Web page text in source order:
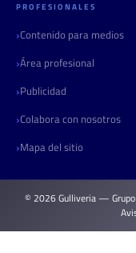
PROFESIONALES
Contenido para medios
Área profesional
Publicidad
Colabora con nosotros
Mapa del sitio
© 2026 Gulliveria — Grupo